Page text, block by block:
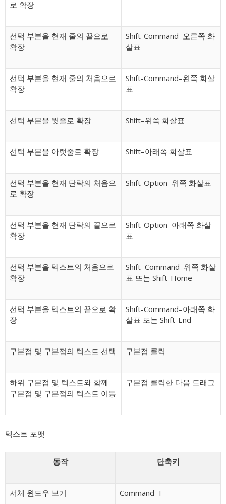
로 확장
선택 부분을 현재 줄의 끝으로
확장
Shift-Command–오른쪽 화
살표
선택 부분을 현재 줄의 처음으로
확장
Shift-Command–왼쪽 화살
표
선택 부분을 윗줄로 확장 Shift–위쪽 화살표
선택 부분을 아랫줄로 확장 Shift–아래쪽 화살표
선택 부분을 현재 단락의 처음으
로 확장
Shift-Option–위쪽 화살표
선택 부분을 현재 단락의 끝으로
확장
Shift-Option–아래쪽 화살
표
선택 부분을 텍스트의 처음으로
확장
Shift–Command–위쪽 화살
표 또는 Shift-Home
선택 부분을 텍스트의 끝으로 확
장
Shift-Command–아래쪽 화
살표 또는 Shift-End
구분점 및 구분점의 텍스트 선택 구분점 클릭
하위 구분점 및 텍스트와 함께
구분점 및 구분점의 텍스트 이동
구분점 클릭한 다음 드래그
텍스트 포맷
동작 단축키
서체 윈도우 보기 Command-T